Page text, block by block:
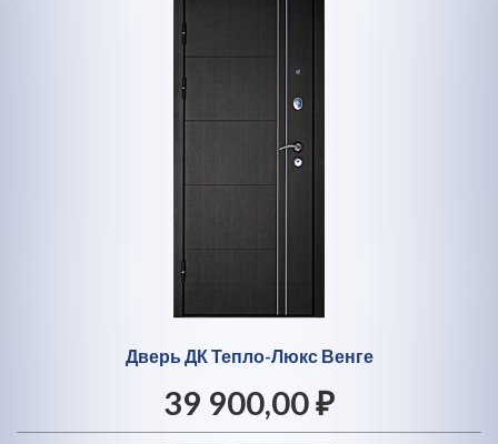
Дверь ДК Тепло-Люкс Венге
39 900,00 ₽